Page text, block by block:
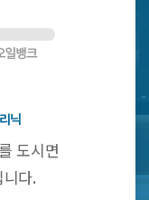
도시면
니다.